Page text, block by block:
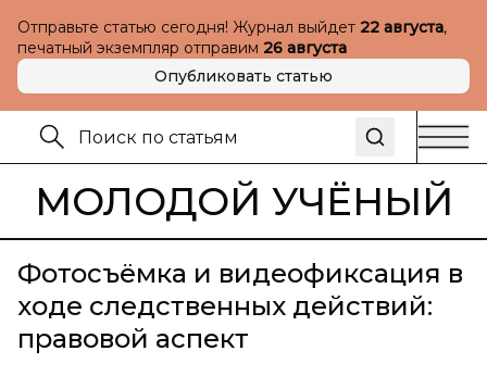
Отправьте статью сегодня! Журнал выйдет 22 августа,
печатный экземпляр отправим 26 августа
Опубликовать статью
МОЛОДОЙ УЧЁНЫЙ
Фотосъёмка и видеофиксация в
ходе следственных действий:
правовой аспект